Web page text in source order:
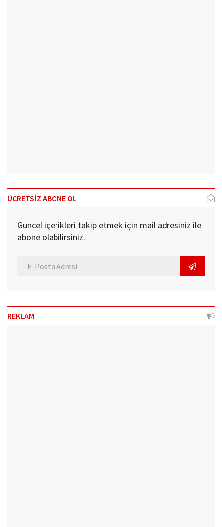
ÜCRETSİZ ABONE OL
Güncel içerikleri takip etmek için mail adresiniz ile
abone olabilirsiniz.
REKLAM